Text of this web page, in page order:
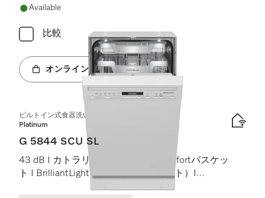
Available
比較
オンラインショップへ
ビルトイン式食器洗い機（45 cm）
Platinum
G 5844 SCU SL
43 dB I カトラリートレイ I MaxiComfortバスケッ
ト I BrilliantLight（ブリリアントライト）I